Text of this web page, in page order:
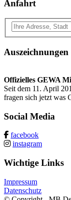
Anfahrt
Auszeichnungen
Offizielles GEWA
Seit dem 11. April
fragen sich jetzt was
Social Media
facebook
instagram
Wichtige Links
Impressum
Datenschutz